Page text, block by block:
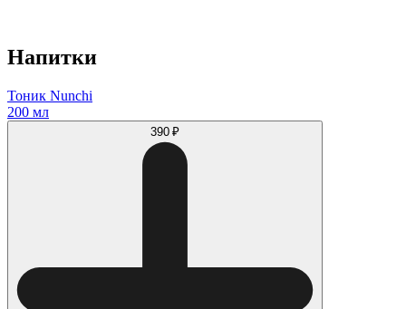
Напитки
Тоник Nunchi
200 мл
390 ₽